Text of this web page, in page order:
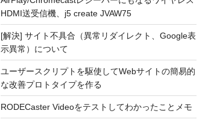
HDMI送受信機、j5 create JVAW75
[解決] サイト不具合（異常リダイレクト、Google表
示異常）について
ユーザースクリプトを駆使してWebサイトの簡易的
な改善プロトタイプを作る
RODECaster Videoをテストしてわかったことメモ